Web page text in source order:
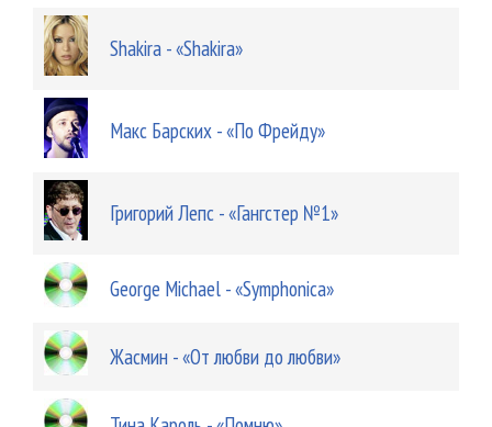
Shakira - «Shakira»
Макс Барских - «По Фрейду»
Григорий Лепс - «Гангстер №1»
George Michael - «Symphonica»
Жасмин - «От любви до любви»